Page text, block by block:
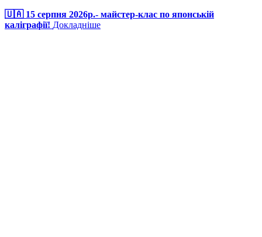
🇺🇦 15 серпня 2026р.- майстер-клас по японській
каліграфії! Докладніше